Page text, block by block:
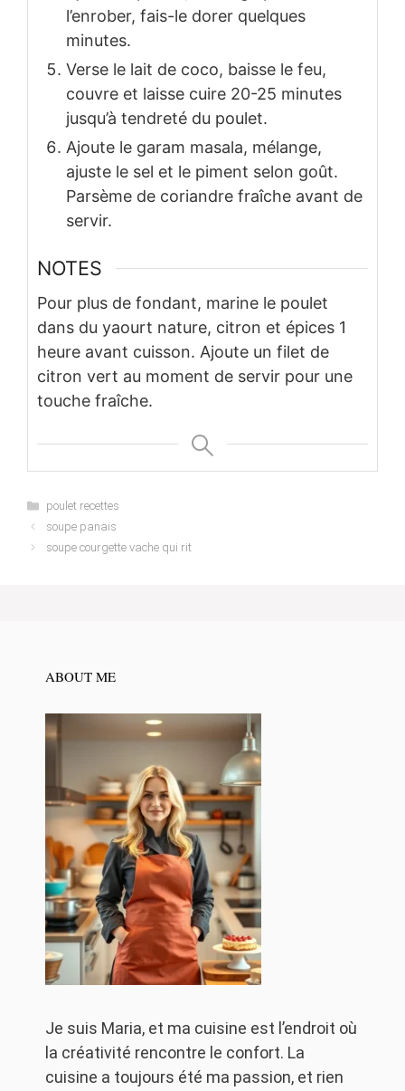
l’enrober, fais-le dorer quelques
minutes.
Verse le lait de coco, baisse le feu,
couvre et laisse cuire 20-25 minutes
jusqu’à tendreté du poulet.
Ajoute le garam masala, mélange,
ajuste le sel et le piment selon goût.
Parsème de coriandre fraîche avant de
servir.
NOTES
Pour plus de fondant, marine le poulet
dans du yaourt nature, citron et épices 1
heure avant cuisson. Ajoute un filet de
citron vert au moment de servir pour une
touche fraîche.
Categories
poulet recettes
soupe panais
soupe courgette vache qui rit
ABOUT ME
Je suis Maria, et ma cuisine est l’endroit où
la créativité rencontre le confort. La
cuisine a toujours été ma passion, et rien